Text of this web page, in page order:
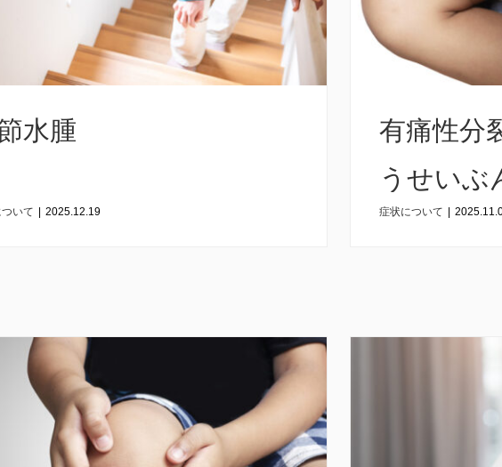
水腫
いて | 2025.12.19
有痛性分
うせいぶ
こつ～
症状について |